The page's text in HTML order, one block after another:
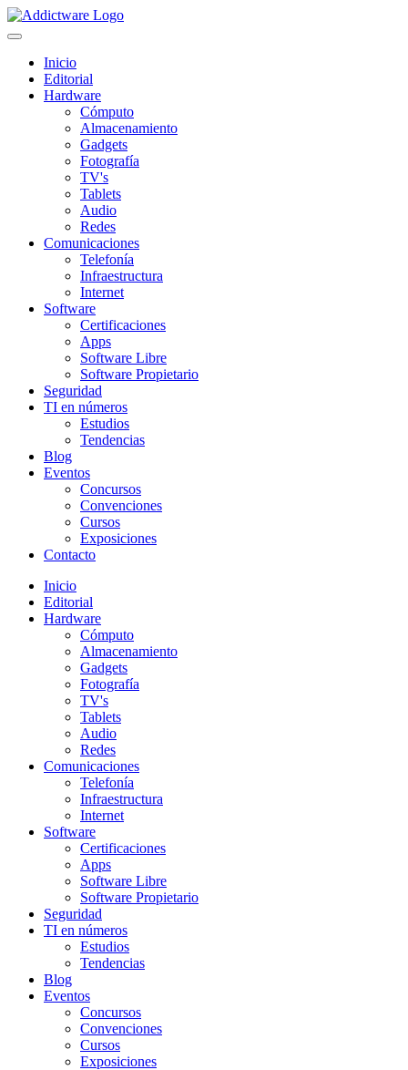
Inicio
Editorial
Hardware
Cómputo
Almacenamiento
Gadgets
Fotografía
TV's
Tablets
Audio
Redes
Comunicaciones
Telefonía
Infraestructura
Internet
Software
Certificaciones
Apps
Software Libre
Software Propietario
Seguridad
TI en números
Estudios
Tendencias
Blog
Eventos
Concursos
Convenciones
Cursos
Exposiciones
Contacto
Inicio
Editorial
Hardware
Cómputo
Almacenamiento
Gadgets
Fotografía
TV's
Tablets
Audio
Redes
Comunicaciones
Telefonía
Infraestructura
Internet
Software
Certificaciones
Apps
Software Libre
Software Propietario
Seguridad
TI en números
Estudios
Tendencias
Blog
Eventos
Concursos
Convenciones
Cursos
Exposiciones